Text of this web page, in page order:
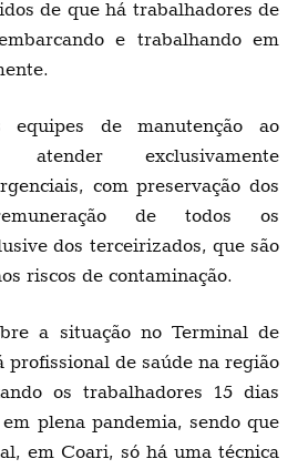
de que há trabalhadores de
e trabalhando em
equipes de manutenção ao
exclusivamente
com preservação dos
de todos os
dos terceirizados, que são
riscos de contaminação.
a situação no Terminal de
profissional de saúde na região
os trabalhadores 15 dias
plena pandemia, sendo que
em Coari, só há uma técnica